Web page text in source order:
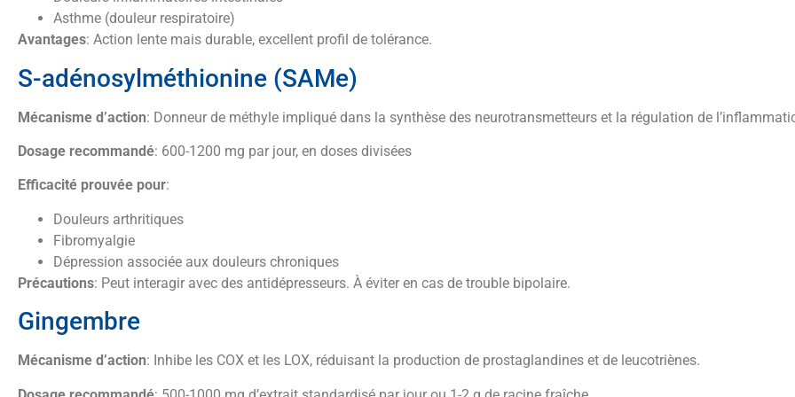
Asthme (douleur respiratoire)
Avantages: Action lente mais durable, excellent profil de tolérance.
S-adénosylméthionine (SAMe)
Mécanisme d’action: Donneur de méthyle impliqué dans la synthèse des neurotransmetteurs et la régulation de
Dosage recommandé: 600-1200 mg par jour, en doses divisées
Efficacité prouvée pour:
Douleurs arthritiques
Fibromyalgie
Dépression associée aux douleurs chroniques
Précautions: Peut interagir avec des antidépresseurs. À éviter en cas de trouble bipolaire.
Gingembre
Mécanisme d’action: Inhibe les COX et les LOX, réduisant la production de prostaglandines et de leucotriènes.